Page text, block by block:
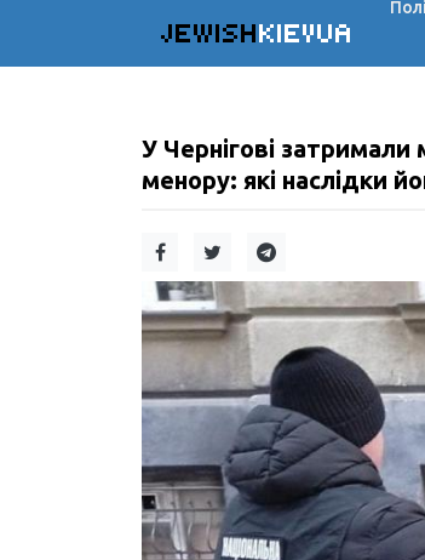
JEWISHKIEVUA
У Чернігові
менору: які наслідки